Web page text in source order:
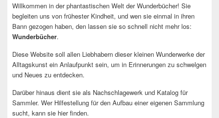
Willkommen in der phantastischen Welt der Wunderbücher! Sie
begleiten uns von frühester Kindheit, und wen sie einmal in ihren
Bann gezogen haben, den lassen sie so schnell nicht mehr los:
Wunderbücher.
Diese Website soll allen Liebhabern dieser kleinen Wunderwerke der
Alltagskunst ein Anlaufpunkt sein, um in Erinnerungen zu schwelgen
und Neues zu entdecken.
Darüber hinaus dient sie als Nachschlagewerk und Katalog für
Sammler. Wer Hilfestellung für den Aufbau einer eigenen Sammlung
sucht, kann sie hier finden.